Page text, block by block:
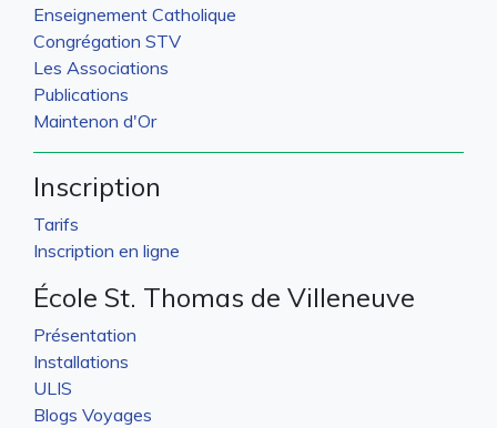
Enseignement Catholique
Congrégation STV
Les Associations
Publications
Maintenon d'Or
Inscription
Tarifs
Inscription en ligne
École St. Thomas de Villeneuve
Présentation
Installations
ULIS
Blogs Voyages